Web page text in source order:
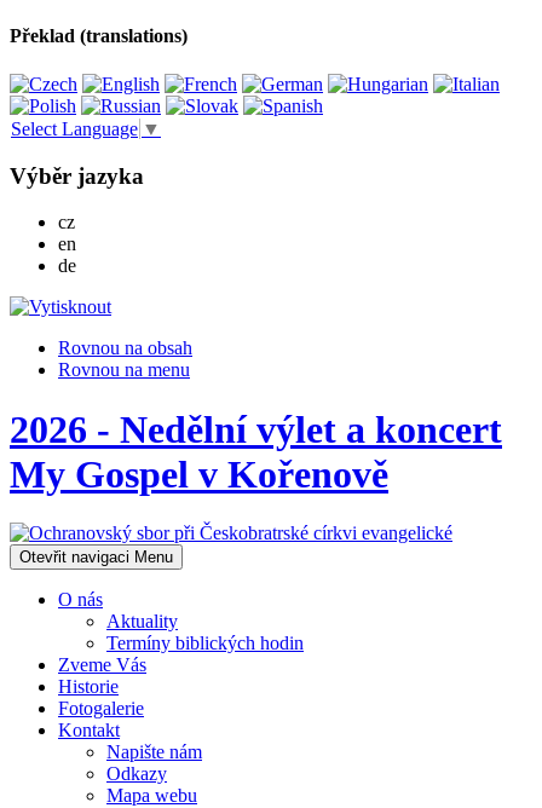
Překlad (translations)
Select Language ▼
Výběr jazyka
czČesky
en
deDeutsch
Rovnou na obsah
Rovnou na menu
2026 - Nedělní výlet a koncert
My Gospel v Kořenově
Otevřit navigaci Menu
O nás
Aktuality
Termíny biblických hodin
Zveme Vás
Historie
Fotogalerie
Kontakt
Napište nám
Odkazy
Mapa webu